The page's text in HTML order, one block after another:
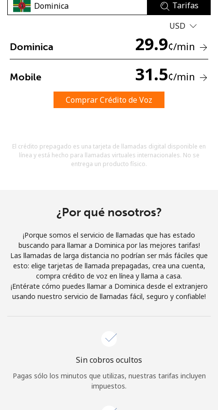
No se ha creado una contraseña
Una letra mayúscula y una minúscula
Un caracter especial
Términos y condiciones.
Únete
¡Hola!
Inicia sesión oREGÍSTRATE →
Tarifas
USD
Dominica 29.9¢/min
Mobile 31.5¢/min
Comprar Crédito de Voz
El crédito prepagado es una tarjeta de llamadas digital disponible en
línea y está hecho para llamadas virtuales internacionales. No se
entrega un producto físico.
¿Por qué nosotros?
¡Porque somos el servicio de llamadas que has estado
buscando para llamar a Dominica por las mejores tarifas!
Las llamadas de larga distancia no podrían ser más fáciles que
esto: elige tarjetas de llamada prepagadas, crea una cuenta,
compra crédito de voz en línea y llama a casa.
¡Entérate cómo puedes llamar a Dominica desde el extranjero
usando nuestro servicio de llamadas fácil, seguro y confiable!
Sin cobros ocultos
Pagas sólo los minutos que utilizas, nuestras tarifas incluyen
impuestos.